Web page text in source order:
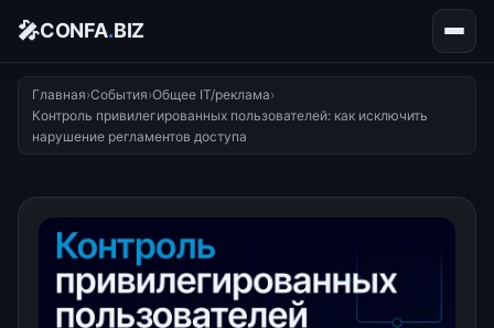
🎤CONFA.BIZ
Главная›События›Общее IT/реклама›
Контроль привилегированных пользователей: как исключить
нарушение регламентов доступа